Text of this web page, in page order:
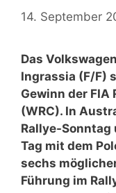
14. September
Das
Ingrassia (F/F)
Gewinn der
(WRC). In
Rallye-Sonntag
Tag mit dem
sechs
Führung im